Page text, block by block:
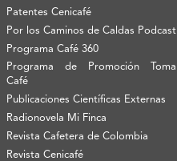
Patentes Cenicafé
Por los Caminos de Caldas Podcast
Programa Café 360
Programa de Promoción Toma
Café
Publicaciones Científicas Externas
Radionovela Mi Finca
Revista Cafetera de Colombia
Revista Cenicafé